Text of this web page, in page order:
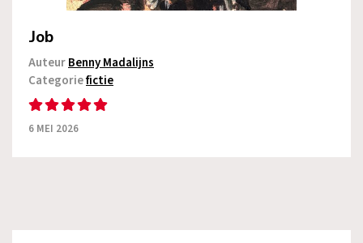
Job
AuteurBenny Madalijns
Categoriefictie
6 MEI 2026